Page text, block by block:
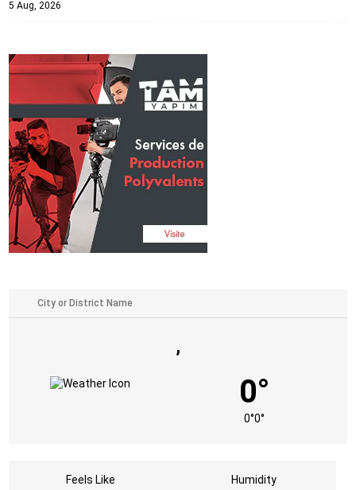
5 Aug, 2026
,
0°
0°0°
Feels Like
Humidity